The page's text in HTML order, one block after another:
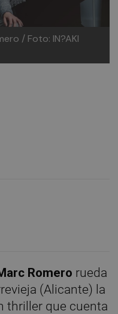
/ Foto: IN?AKI
Romero rueda
(Alicante) la
thriller que cuenta